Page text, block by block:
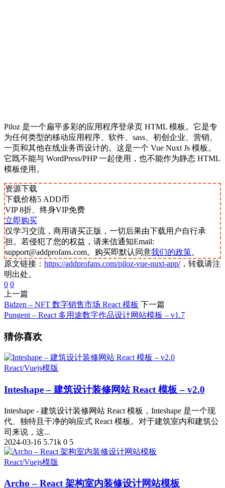
Piloz 是一个扁平多彩的应用程序登录页 HTML 模板。它是专
为任何类型的移动应用程序、软件、sass、初创企业、营销、
一页和其他在线业务而设计的。这是一个 Vue Nuxt Js 模板。
它既不能与 WordPress/PHP 一起使用，也不能作为静态 HTML
模板使用。
资源下载
下载价格5 ADD币
VIP 8折、终身VIP免费
立即购买
仅学习交流，商用请买正版，一切后果由下载用户自行承
担。若侵犯了您的权益，请来信通知Email:
support@addprofans.com。购买即默认同意我们的政策。
原文链接： https://addprofans.com/piloz-vue-nuxt-app/，转载请注
明出处。
0 0
上一篇
Bidzen – NFT 数字销售市场 React 模板 下一篇
Pungent – React 多用途数字作品设计网站模板 – v1.7
猜你喜欢
React/Vuejs模版
Inteshape – 建筑设计装修网站 React 模板 – v2.0
Inteshape - 建筑设计装修网站 React 模板，Inteshape 是一个现
代、独特且干净的响应式 React 模板。对于建筑室内和建筑公
司来说，这...
2024-03-16 5.71k 0 5
React/Vuejs模版
Archo – React 架构室内装修设计网站模板